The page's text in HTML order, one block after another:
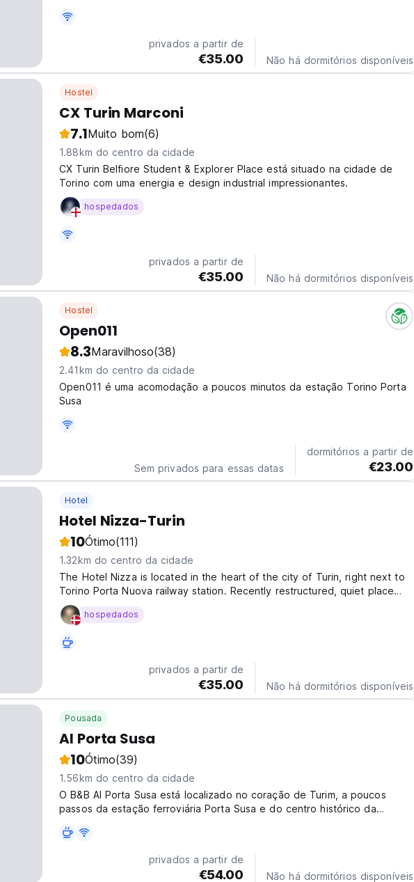
privados a partir de
€35.00 Não há dormitórios disponíveis
Hostel
CX Turin Marconi
7.1Muito bom(6)
1.88km do centro da cidade
CX Turin Belfiore Student & Explorer Place está situado na cidade de
Torino com uma energia e design industrial impressionantes.
hospedados
privados a partir de
€35.00 Não há dormitórios disponíveis
Hostel
Open011
8.3Maravilhoso(38)
2.41km do centro da cidade
Open011 é uma acomodação a poucos minutos da estação Torino Porta
Susa
Sem privados para essas datas
dormitórios a partir de
€23.00
Hotel
Hotel Nizza-Turin
10Ótimo(111)
1.32km do centro da cidade
The Hotel Nizza is located in the heart of the city of Turin, right next to
Torino Porta Nuova railway station. Recently restructured, quiet place
familiarly managed, open all year long with a 24/7 reception. Its location
allows to easily reach on foot the...
hospedados
privados a partir de
€35.00 Não há dormitórios disponíveis
Pousada
Al Porta Susa
10Ótimo(39)
1.56km do centro da cidade
O B&B Al Porta Susa está localizado no coração de Turim, a poucos
passos da estação ferroviária Porta Susa e do centro histórico da
privados a partir de
€54.00 Não há dormitórios disponíveis